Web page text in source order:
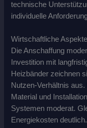
technische
individuelle
Wirtschaftliche
Die Anschaffung
Investition mit
Heizbänder zeichnen
Nutzen-Verhältnis
Material und
Systemen moderat.
Energiekosten deutlich.